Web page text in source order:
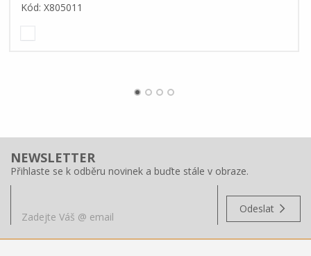
Kód: X805011
NEWSLETTER
Přihlaste se k odběru novinek a buďte stále v obraze.
Odeslat